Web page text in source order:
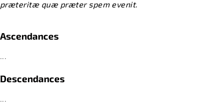
præteritæ quæ præter spem evenit.
Ascendances
Descendances